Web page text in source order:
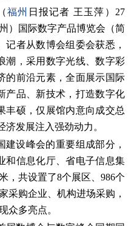
福州 日报记者 王玉萍）27
）国际数字产品博览会（简
者从数博会组委会获悉，
潮，采用数字光线、数字彩
的前沿元素，全面展示国际
产品、新技术，打造数字化
丰硕，仅展馆内意向成交总
济发展注入强劲动力。
设峰会的重要组成部分，
和信息化厅、省电子信息集
，共设置了8个展区、986个
采购企业、机构进场采购，
众多亮点。